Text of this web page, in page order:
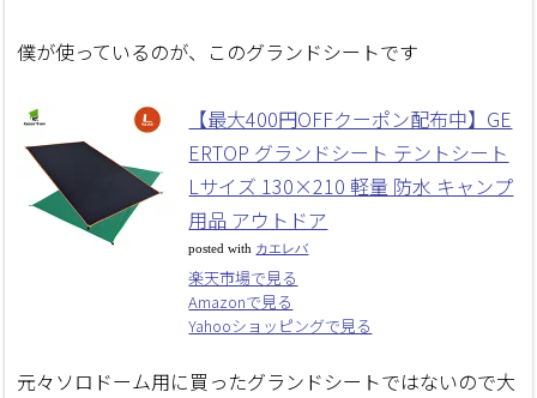
僕が使っているのが、このグランドシートです
【最大400円OFFクーポン配布中】GE
ERTOP グランドシート テントシート
Lサイズ 130×210 軽量 防水 キャンプ
用品 アウトドア
posted with カエレバ
楽天市場で見る
Amazonで見る
Yahooショッピングで見る
元々ソロドーム用に買ったグランドシートではないので大